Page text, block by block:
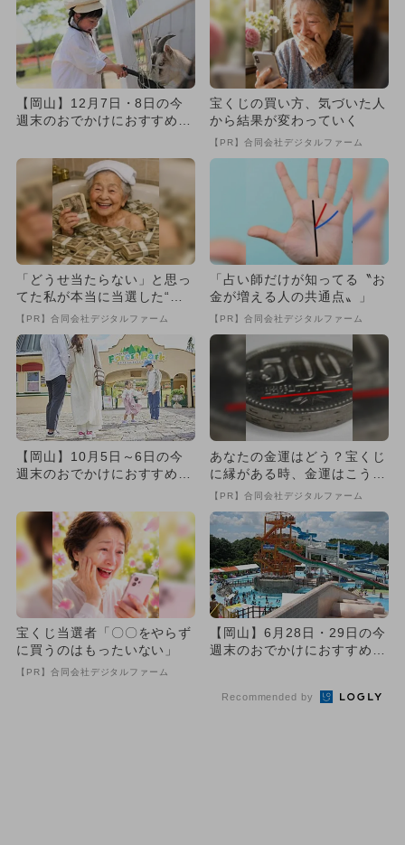
【岡山】12月7日・8日の今
週末のおでかけにおすすめ！
宝くじの買い方、気づいた人
から結果が変わっていく
【PR】合同会社デジタルファーム
「どうせ当たらない」と思っ
てた私が本当に当選した“買
い方”がこれ
【PR】合同会社デジタルファーム
「占い師だけが知ってる〝お
金が増える人の共通点〟」
【PR】合同会社デジタルファーム
【岡山】10月5日～6日の今
週末のおでかけにおすすめ！
あなたの金運はどう？宝くじ
に縁がある時、金運はこう変
わる
【PR】合同会社デジタルファーム
宝くじ当選者「〇〇をやらず
に買うのはもったいない」
【PR】合同会社デジタルファーム
【岡山】6月28日・29日の今
週末のおでかけにおすすめ！
Recommended by